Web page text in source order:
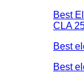
Best
CLA
Best
Best